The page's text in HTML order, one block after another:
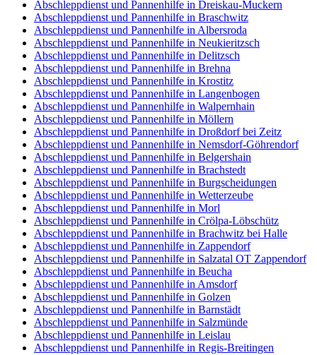
Abschleppdienst und Pannenhilfe in Dreiskau-Muckern
Abschleppdienst und Pannenhilfe in Braschwitz
Abschleppdienst und Pannenhilfe in Albersroda
Abschleppdienst und Pannenhilfe in Neukieritzsch
Abschleppdienst und Pannenhilfe in Delitzsch
Abschleppdienst und Pannenhilfe in Brehna
Abschleppdienst und Pannenhilfe in Krostitz
Abschleppdienst und Pannenhilfe in Langenbogen
Abschleppdienst und Pannenhilfe in Walpernhain
Abschleppdienst und Pannenhilfe in Möllern
Abschleppdienst und Pannenhilfe in Droßdorf bei Zeitz
Abschleppdienst und Pannenhilfe in Nemsdorf-Göhrendorf
Abschleppdienst und Pannenhilfe in Belgershain
Abschleppdienst und Pannenhilfe in Brachstedt
Abschleppdienst und Pannenhilfe in Burgscheidungen
Abschleppdienst und Pannenhilfe in Wetterzeube
Abschleppdienst und Pannenhilfe in Morl
Abschleppdienst und Pannenhilfe in Crölpa-Löbschütz
Abschleppdienst und Pannenhilfe in Brachwitz bei Halle
Abschleppdienst und Pannenhilfe in Zappendorf
Abschleppdienst und Pannenhilfe in Salzatal OT Zappendorf
Abschleppdienst und Pannenhilfe in Beucha
Abschleppdienst und Pannenhilfe in Amsdorf
Abschleppdienst und Pannenhilfe in Golzen
Abschleppdienst und Pannenhilfe in Barnstädt
Abschleppdienst und Pannenhilfe in Salzmünde
Abschleppdienst und Pannenhilfe in Leislau
Abschleppdienst und Pannenhilfe in Regis-Breitingen